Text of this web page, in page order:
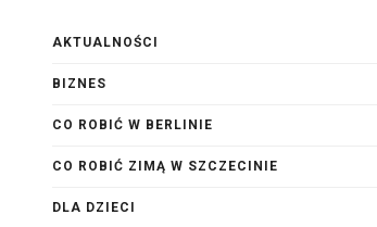
AKTUALNOŚCI
BIZNES
CO ROBIĆ W BERLINIE
CO ROBIĆ ZIMĄ W SZCZECINIE
DLA DZIECI